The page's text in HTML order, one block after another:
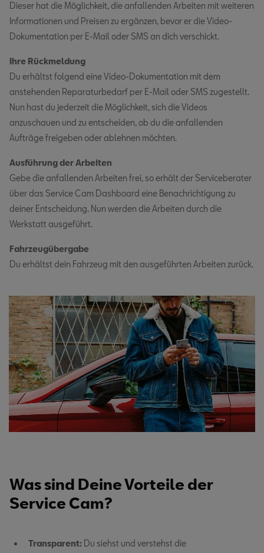
Dieser hat die Möglichkeit, die anfallenden Arbeiten mit weiteren
Informationen und Preisen zu ergänzen, bevor er die Video-
Dokumentation per E-Mail oder SMS an dich verschickt.
Ihre Rückmeldung
Du erhältst folgend eine Video-Dokumentation mit dem
anstehenden Reparaturbedarf per E-Mail oder SMS zugestellt.
Nun hast du jederzeit die Möglichkeit, sich die Videos
anzuschauen und zu entscheiden, ob du die anfallenden
Aufträge freigeben oder ablehnen möchten.
Ausführung der Arbeiten
Gebe die anfallenden Arbeiten frei, so erhält der Serviceberater
über das Service Cam Dashboard eine Benachrichtigung zu
deiner Entscheidung. Nun werden die Arbeiten durch die
Werkstatt ausgeführt.
Fahrzeugübergabe
Du erhältst dein Fahrzeug mit den ausgeführten Arbeiten zurück.
Was sind Deine Vorteile der
Service Cam?
Transparent: Du siehst und verstehst die